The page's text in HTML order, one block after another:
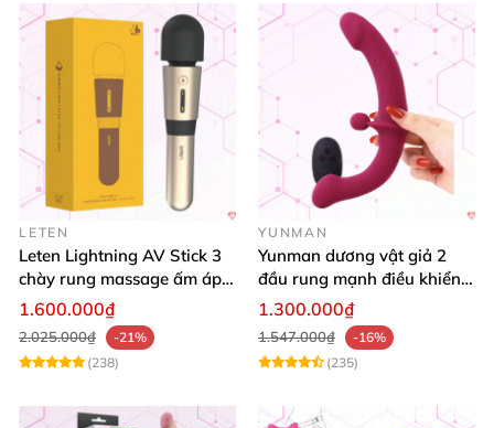
LETEN
Leten Lightning AV Stick 3
chày rung massage ấm áp
kích thích
1.600.000₫
2.025.000₫
-21%
(238)
YUNMAN
Yunman dương vật giả 2
đầu rung mạnh điều khiển
từ xa Les
1.300.000₫
1.547.000₫
-16%
(235)